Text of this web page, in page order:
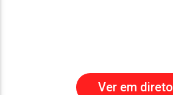
Ver em direto